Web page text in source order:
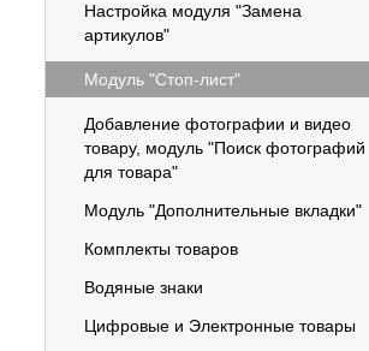
Настройка модуля "Замена
артикулов"
Модуль "Стоп-лист"
Добавление фотографии и видео
товару, модуль "Поиск фотографий
для товара"
Модуль "Дополнительные вкладки"
Комплекты товаров
Водяные знаки
Цифровые и Электронные товары